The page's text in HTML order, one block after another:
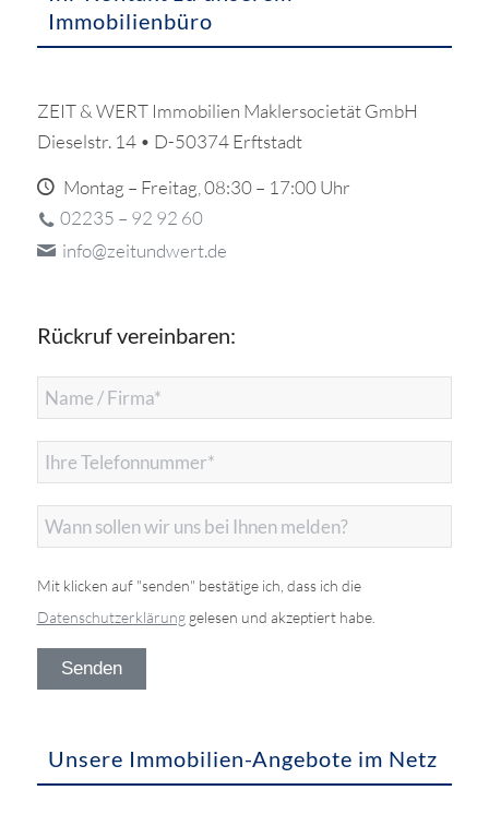
Immobilienbüro
ZEIT & WERT Immobilien Maklersocietät GmbH
Dieselstr. 14 • D-50374 Erftstadt
Montag – Freitag, 08:30 – 17:00 Uhr
02235 – 92 92 60
info@zeitundwert.de
Rückruf vereinbaren:
Mit klicken auf "senden" bestätige ich, dass ich die
Datenschutzerklärunggelesen und akzeptiert habe.
Unsere Immobilien-Angebote im Netz